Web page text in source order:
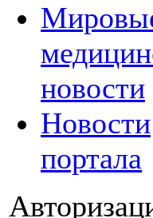
новости
Новости
портала